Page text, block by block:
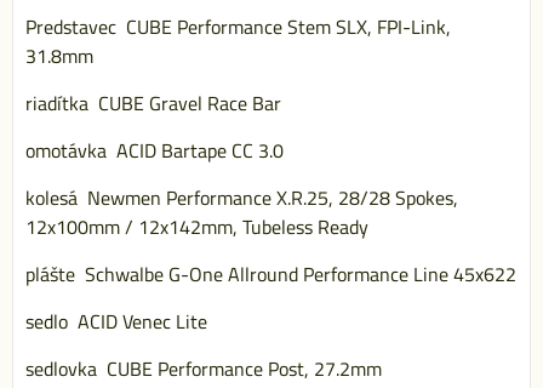
Predstavec CUBE Performance Stem SLX, FPI-Link,
31.8mm
riadítka CUBE Gravel Race Bar
omotávka ACID Bartape CC 3.0
kolesá Newmen Performance X.R.25, 28/28 Spokes,
12x100mm / 12x142mm, Tubeless Ready
plášte Schwalbe G-One Allround Performance Line 45x622
sedlo ACID Venec Lite
sedlovka CUBE Performance Post, 27.2mm